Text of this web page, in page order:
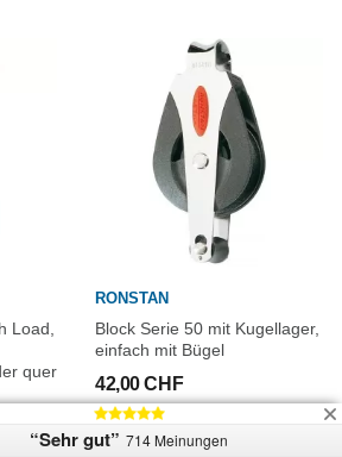
Load,
quer
RONSTAN
Block Serie 50 mit Kugellager,
einfach mit Bügel
42,00 CHF
“Sehr gut” 714 Meinungen